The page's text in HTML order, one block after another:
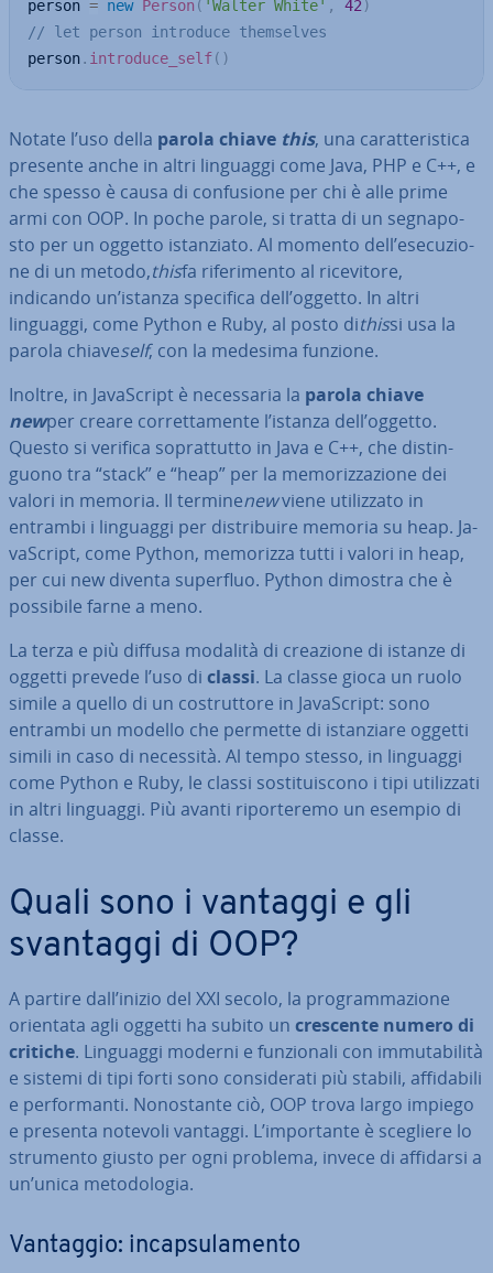
person = new Person ( 'Walter White' , 42 )
// let person introduce themselves
person. introduce_self( )
Notate l’uso della parola chiave this, una ca­rat­te­ri­sti­ca
presente anche in altri linguaggi come Java, PHP e C++, e
che spesso è causa di con­fu­sio­ne per chi è alle prime
armi con OOP. In poche parole, si tratta di un se­gna­po­
sto per un oggetto istan­zia­to. Al momento dell’ese­cu­zio­
ne di un metodo,thisfa ri­fe­ri­men­to al ri­ce­vi­to­re,
indicando un’istanza specifica dell’oggetto. In altri
linguaggi, come Python e Ruby, al posto dithissi usa la
parola chiaveself, con la medesima funzione.
Inoltre, in Ja­va­Script è ne­ces­sa­ria la parola chiave
newper creare cor­ret­ta­men­te l’istanza dell’oggetto.
Questo si verifica so­prat­tut­to in Java e C++, che di­stin­
guo­no tra “stack” e “heap” per la me­mo­riz­za­zio­ne dei
valori in memoria. Il terminenewviene uti­liz­za­to in
entrambi i linguaggi per di­stri­bui­re memoria su heap. Ja­
va­Script, come Python, memorizza tutti i valori in heap,
per cui new diventa superfluo. Python dimostra che è
possibile farne a meno.
La terza e più diffusa modalità di creazione di istanze di
oggetti prevede l’uso di classi. La classe gioca un ruolo
simile a quello di un co­strut­to­re in Ja­va­Script: sono
entrambi un modello che permette di istan­zia­re oggetti
simili in caso di necessità. Al tempo stesso, in linguaggi
come Python e Ruby, le classi so­sti­tui­sco­no i tipi uti­liz­za­ti
in altri linguaggi. Più avanti ri­por­te­re­mo un esempio di
classe.
Quali sono i vantaggi e gli
svantaggi di OOP?
A partire dall’inizio del XXI secolo, la pro­gram­ma­zio­ne
orientata agli oggetti ha subito un crescente numero di
critiche. Linguaggi moderni e fun­zio­na­li con im­mu­ta­bi­li­tà
e sistemi di tipi forti sono con­si­de­ra­ti più stabili, af­fi­da­bi­li
e per­for­man­ti. No­no­stan­te ciò, OOP trova largo impiego
e presenta notevoli vantaggi. L’im­por­tan­te è scegliere lo
strumento giusto per ogni problema, invece di affidarsi a
un’unica me­to­do­lo­gia.
Vantaggio: in­cap­su­la­men­to